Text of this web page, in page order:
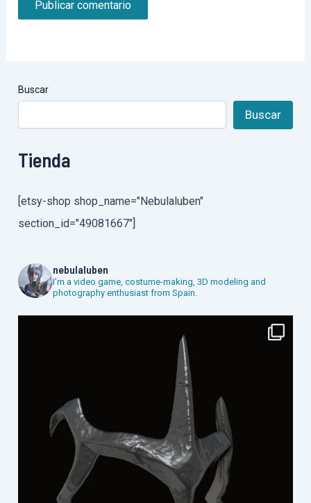
Buscar
Buscar
Tienda
[etsy-shop shop_name="Nebulaluben"
section_id="49081667"]
nebulaluben
I'm a video game, costume-making, 3D modeling and
photography enthusiast from Spain.